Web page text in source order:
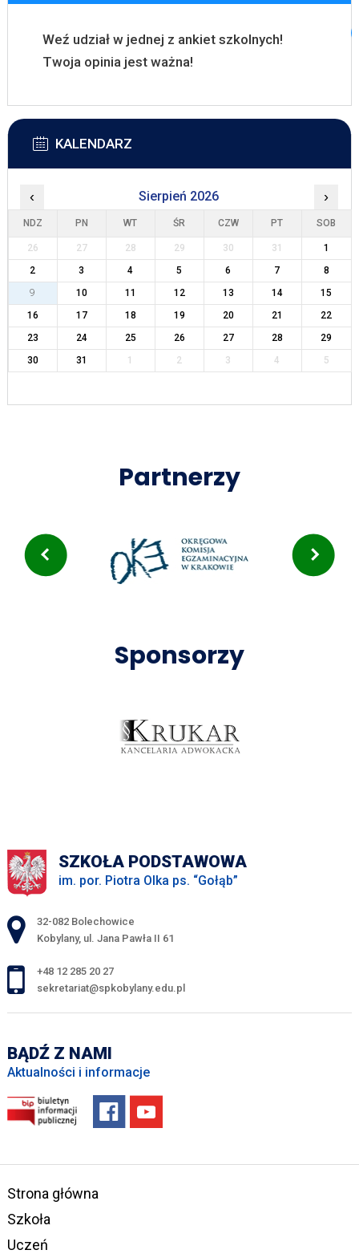
Weź udział w jednej z ankiet szkolnych!
Twoja opinia jest ważna!
KALENDARZ
‹ Sierpień 2026 ›
NDZ PN WT ŚR CZW PT SOB
26 27 28 29 30 31
1
2
3 4 5 6 7
8
9
10 11 12 13 14
15
16
17 18 19 20 21
22
23
24 25 26 27 28
29
30
31 1 2 3 4 5
Partnerzy
Sponsorzy
SZKOŁA PODSTAWOWA
im. por. Piotra Olka ps. “Gołąb”
Adres pocztowy:
32-082 Bolechowice
Kobylany, ul. Jana Pawła II 61
+48 12 285 20 27
sekretariat@spkobylany.edu.pl
BĄDŹ Z NAMI
Aktualności i informacje
Strona główna
Szkoła
Uczeń